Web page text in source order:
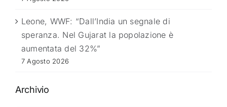
Leone, WWF: “Dall’India un segnale di
speranza. Nel Gujarat la popolazione è
aumentata del 32%”
7 Agosto 2026
Archivio